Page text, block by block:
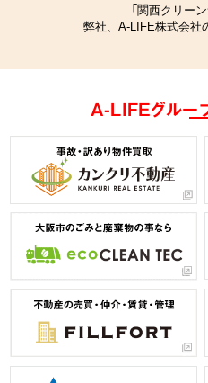
「関西クリー
弊社、A-LIFE株式会社
A-LIFEグルー